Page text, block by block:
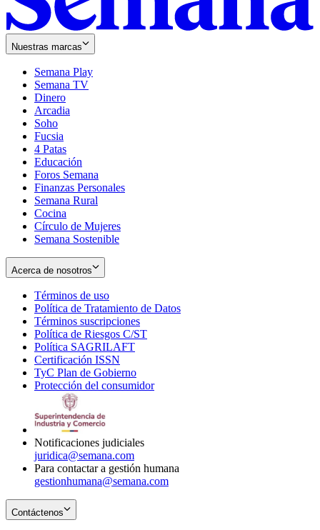
Nuestras marcas
Semana Play
Semana TV
Dinero
Arcadia
Soho
in
new
window
Fucsia
in
new
window
4 Patas
Educación
Foros Semana
Finanzas Personales
Semana Rural
Cocina
Círculo de Mujeres
Semana Sostenible
Acerca de nosotros
Términos de uso
in
new
window
Política de Tratamiento de Datos
Términos suscripciones
in
Política de Riesgos C/ST
Política SAGRILAFT
new
window
Certificación ISSN
in
new
TyC Plan de Gobierno
in
Protección del consumidorOpens
Notificaciones judiciales
juridica@semana.com
Para contactar a gestión humana
gestionhumana@semana.com
Contáctenos